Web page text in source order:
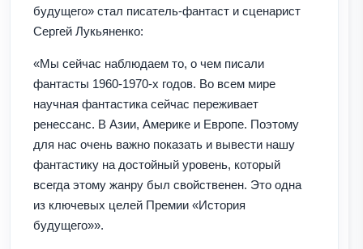
будущего» стал писатель-фантаст и сценарист
Сергей Лукьяненко:
«Мы сейчас наблюдаем то, о чем писали
фантасты 1960-1970-х годов. Во всем мире
научная фантастика сейчас переживает
ренессанс. В Азии, Америке и Европе. Поэтому
для нас очень важно показать и вывести нашу
фантастику на достойный уровень, который
всегда этому жанру был свойственен. Это одна
из ключевых целей Премии «История
будущего»».